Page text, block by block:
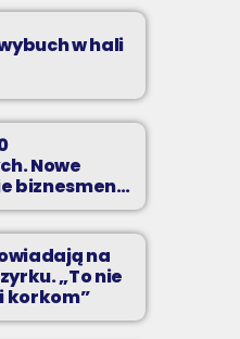
w hali
Nowe
biznesmena
na
„To nie
korkom”